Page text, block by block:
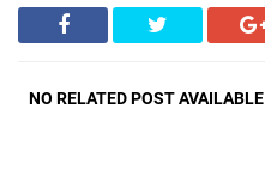
NO RELATED POST AVAILABLE